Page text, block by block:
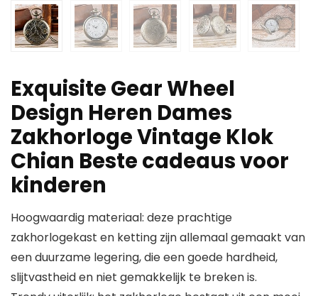
Exquisite Gear Wheel
Design Heren Dames
Zakhorloge Vintage Klok
Chian Beste cadeaus voor
kinderen
Hoogwaardig materiaal: deze prachtige
zakhorlogekast en ketting zijn allemaal gemaakt van
een duurzame legering, die een goede hardheid,
slijtvastheid en niet gemakkelijk te breken is.